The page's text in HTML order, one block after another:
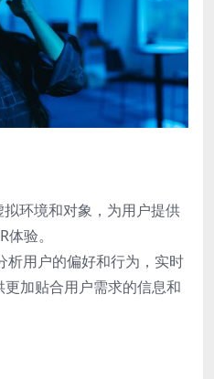
环境和对象，为用户提供
验。
析用户的偏好和行为，实时
加贴合用户需求的信息和